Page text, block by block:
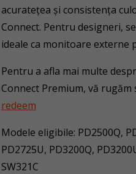
acuratețea şi consistența
Connect. Pentru designeri,
ideale ca monitoare externe
Pentru a afla mai multe
Connect Premium, vă rugăm
redeem
Modele eligibile: PD2500Q,
PD2725U, PD3200Q,
SW321C